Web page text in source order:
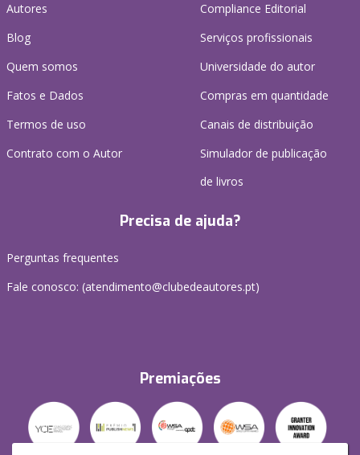
Autores
Blog
Quem somos
Fatos e Dados
Termos de uso
Contrato com o Autor
Compliance Editorial
Serviços profissionais
Universidade do autor
Compras em quantidade
Canais de distribuição
Simulador de publicação
de livros
Precisa de ajuda?
Perguntas frequentes
Fale conosco: (atendimento@clubedeautores.pt)
Premiações